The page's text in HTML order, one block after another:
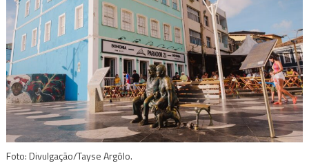
Foto: Divulgação/Tayse Argôlo.